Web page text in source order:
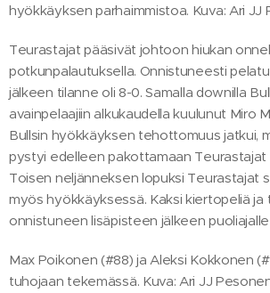
hyökkäyksen parhaimmistoa. Kuva: Ari JJ
Teurastajat pääsivät johtoon hiukan
potkunpalautuksella. Onnistuneesti
jälkeen tilanne oli 8-0. Samalla downilla
avainpelaajiin alkukaudella kuulunut Miro
Bullsin hyökkäyksen tehottomuus jatkui,
pystyi edelleen pakottamaan
Toisen neljänneksen lopuksi Teurastajat
myös hyökkäyksessä. Kaksi kiertopeliä ja
onnistuneen lisäpisteen jälkeen
Max Poikonen (#88) ja Aleksi Kokkonen
tuhojaan tekemässä. Kuva: Ari JJ